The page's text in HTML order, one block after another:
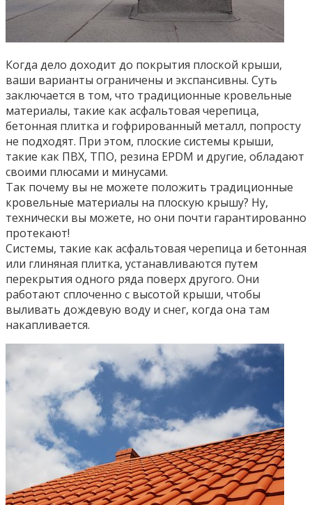
Когда дело доходит до покрытия плоской крыши,
ваши варианты ограничены и экспансивны. Суть
заключается в том, что традиционные кровельные
материалы, такие как асфальтовая черепица,
бетонная плитка и гофрированный металл, попросту
не подходят. При этом, плоские системы крыши,
такие как ПВХ, ТПО, резина EPDM и другие, обладают
своими плюсами и минусами.
Так почему вы не можете положить традиционные
кровельные материалы на плоскую крышу? Ну,
технически вы можете, но они почти гарантированно
протекают!
Системы, такие как асфальтовая черепица и бетонная
или глиняная плитка, устанавливаются путем
перекрытия одного ряда поверх другого. Они
работают сплоченно с высотой крыши, чтобы
выливать дождевую воду и снег, когда она там
накапливается.